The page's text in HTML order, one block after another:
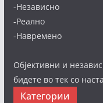
-Независно
-Реално
-Навремено
Објективни и
бидете во тек со
Категории